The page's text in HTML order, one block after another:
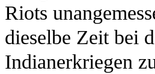
Riots
dieselbe Zeit bei
Indianerkriegen